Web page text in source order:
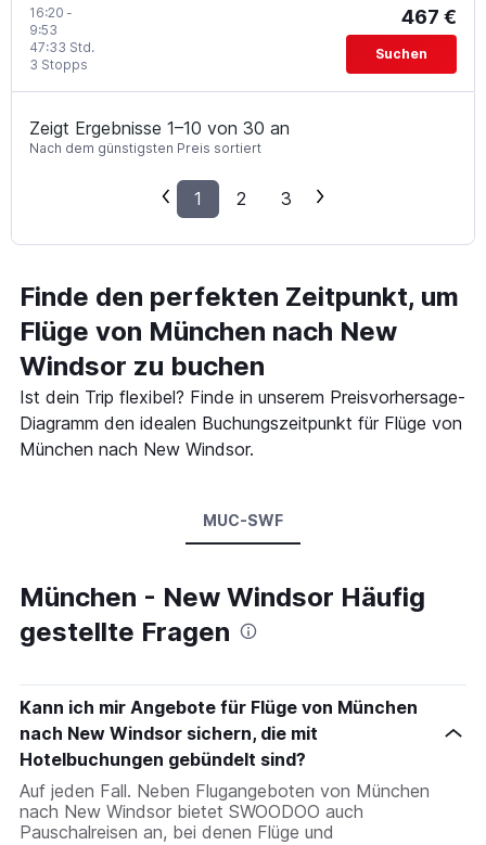
16:20 -
9:53
3 Stopps
47:33 Std.
467 €
Suchen
Zeigt Ergebnisse 1–10 von 30 an
Nach dem günstigsten Preis sortiert
1 2 3
Finde den perfekten Zeitpunkt, um
Flüge von München nach New
Windsor zu buchen
Ist dein Trip flexibel? Finde in unserem Preisvorhersage-
Diagramm den idealen Buchungszeitpunkt für Flüge von
München nach New Windsor.
MUC-SWF
München - New Windsor Häufig
gestellte Fragen
Kann ich mir Angebote für Flüge von München
nach New Windsor sichern, die mit
Hotelbuchungen gebündelt sind?
Auf jeden Fall. Neben Flugangeboten von München
nach New Windsor bietet SWOODOO auch
Pauschalreisen an, bei denen Flüge und